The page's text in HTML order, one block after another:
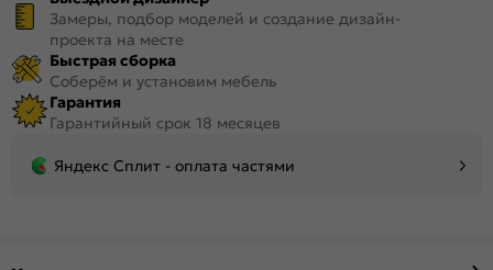
Замеры, подбор моделей и создание дизайн-
проекта на месте
Быстрая сборка
Соберём и установим мебель
Гарантия
Гарантийный срок 18 месяцев
Яндекс Сплит - оплата частями